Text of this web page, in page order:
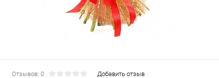
Отзывов: 0 Добавить отзыв